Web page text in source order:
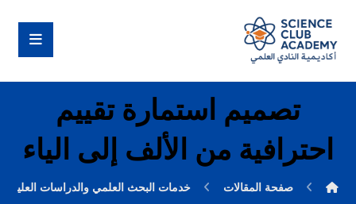
تصميم استمارة تقييم
احترافية من الألف إلى الياء
صفحة المقالات خدمات البحث العلمي والدراسات العليا